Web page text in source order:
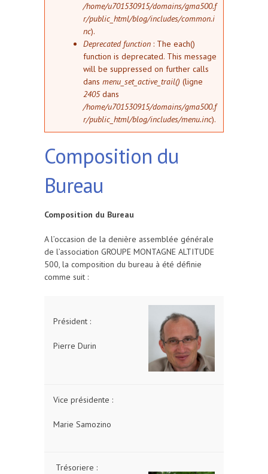
/home/u701530915/domains/gma500.f
r/public_html/blog/includes/common.i
nc).
Deprecated function : The each()
function is deprecated. This message
will be suppressed on further calls
dans menu_set_active_trail() (ligne
2405dans
/home/u701530915/domains/gma500.f
r/public_html/blog/includes/menu.inc).
Composition du
Bureau
Composition du Bureau
A l’occasion de la denière assemblée générale
de l’association GROUPE MONTAGNE ALTITUDE
500, la composition du bureau à été définie
comme suit :
Président :
Pierre Durin
Vice présidente :
Marie Samozino
Trésoriere :